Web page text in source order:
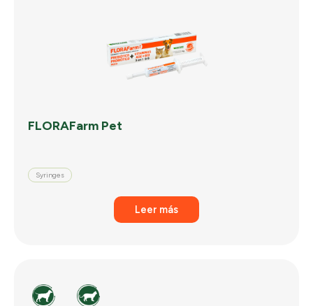
FLORAFarm Pet
Syringes
Leer más